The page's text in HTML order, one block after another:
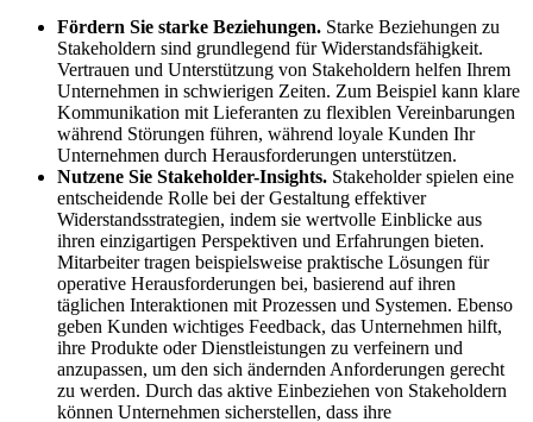
Fördern Sie starke Beziehungen. Starke Beziehungen zu
Stakeholdern sind grundlegend für Widerstandsfähigkeit.
Vertrauen und Unterstützung von Stakeholdern helfen Ihrem
Unternehmen in schwierigen Zeiten. Zum Beispiel kann klare
Kommunikation mit Lieferanten zu flexiblen Vereinbarungen
während Störungen führen, während loyale Kunden Ihr
Unternehmen durch Herausforderungen unterstützen.
Nutzene Sie Stakeholder-Insights. Stakeholder spielen eine
entscheidende Rolle bei der Gestaltung effektiver
Widerstandsstrategien, indem sie wertvolle Einblicke aus
ihren einzigartigen Perspektiven und Erfahrungen bieten.
Mitarbeiter tragen beispielsweise praktische Lösungen für
operative Herausforderungen bei, basierend auf ihren
täglichen Interaktionen mit Prozessen und Systemen. Ebenso
geben Kunden wichtiges Feedback, das Unternehmen hilft,
ihre Produkte oder Dienstleistungen zu verfeinern und
anzupassen, um den sich ändernden Anforderungen gerecht
zu werden. Durch das aktive Einbeziehen von Stakeholdern
können Unternehmen sicherstellen, dass ihre